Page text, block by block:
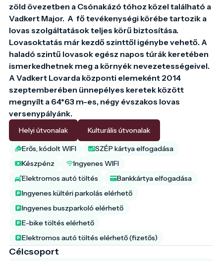
zöld övezetben a Csónakázó tóhoz közel található a
Vadkert Major.  A  fő tevékenységi körébe tartozik a
lovas szolgáltatások teljes körű biztosítása.
Lovasoktatás már kezdő szinttől igénybe vehető. A
haladó szintű lovasok egész napos túrák keretében
ismerkedhetnek meg a környék nevezetességeivel.
A Vadkert Lovarda központi elemeként 2014
szeptemberében ünnepélyes keretek között
megnyílt a 64*63 m-es, négy évszakos lovas
versenypályánk.
Helyi útvonalak Kulturális útvonalak
Erős, kódolt WIFI
SZÉP kártya elfogadása
Készpénz
Ingyenes WIFI
Elektromos autó töltés
Bankkártya elfogadása
Ingyenes kültéri parkolás elérhető
Ingyenes buszparkoló elérhető
E-bike töltés elérhető
Elektromos autó töltés elérhető (fizetős)
Célcsoport